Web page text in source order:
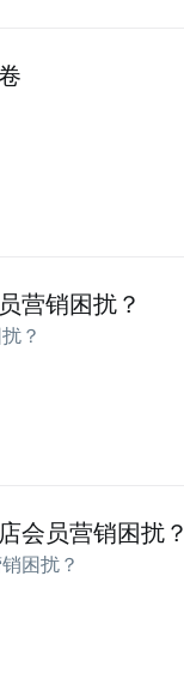
营销困扰？
？
会员营销困扰？
困扰？